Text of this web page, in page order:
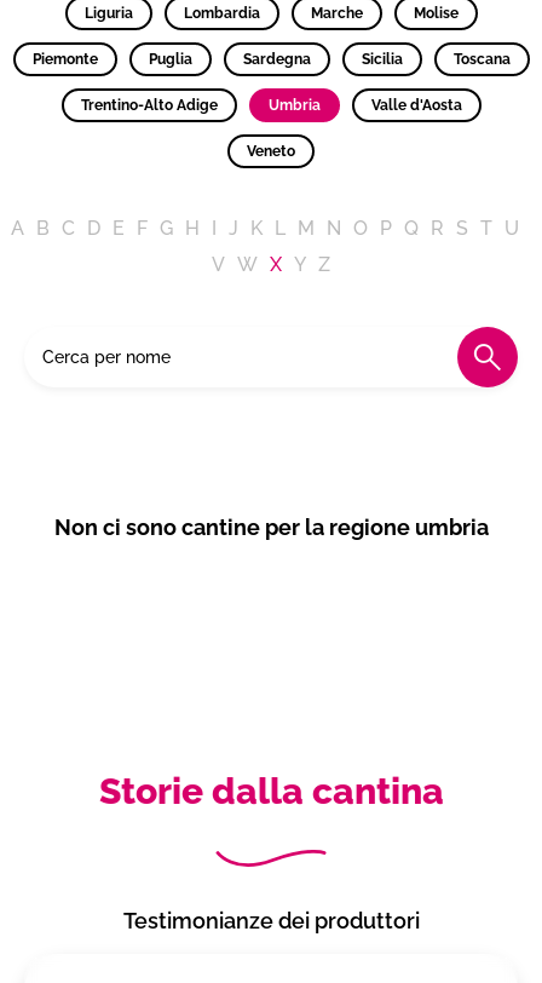
Liguria Lombardia Marche Molise
Piemonte Puglia Sardegna Sicilia Toscana
Trentino-Alto Adige Umbria Valle d'Aosta
Veneto
A B C D E F G H J K L M N O P Q R S T U
V W X Y Z
Non ci sono cantine per la regione umbria
Storie dalla cantina
Testimonianze dei produttori